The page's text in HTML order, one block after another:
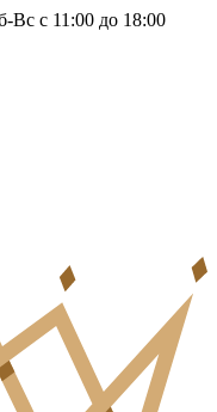
с 11:00 до 18:00